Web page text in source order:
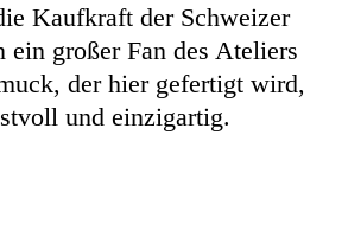
Kaufkraft der Schweizer
großer Fan des Ateliers
der hier gefertigt wird,
und einzigartig.